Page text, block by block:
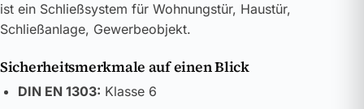
ist ein Schließsystem für Wohnungstür, Haustür,
Schließanlage, Gewerbeobjekt.
Sicherheitsmerkmale auf einen Blick
DIN EN 1303: Klasse 6